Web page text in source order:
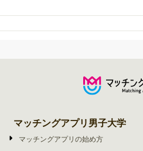
マッチングアプリ男子大学
マッチングアプリの始め方